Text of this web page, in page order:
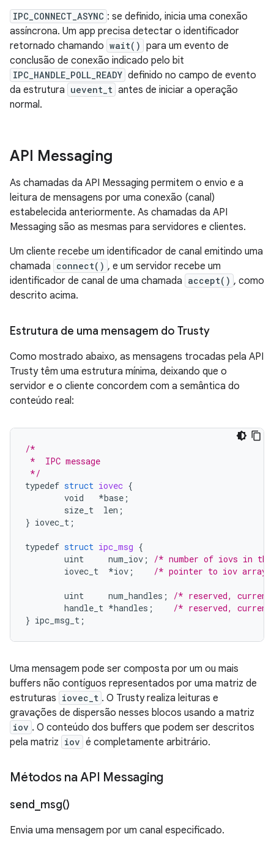
IPC_CONNECT_ASYNC : se definido, inicia uma conexão
assíncrona. Um app precisa detectar o identificador
retornado chamando wait() para um evento de
conclusão de conexão indicado pelo bit
IPC_HANDLE_POLL_READY definido no campo de evento
da estrutura uevent_t antes de iniciar a operação
normal.
API Messaging
As chamadas da API Messaging permitem o envio e a
leitura de mensagens por uma conexão (canal)
estabelecida anteriormente. As chamadas da API
Messaging são as mesmas para servidores e clientes.
Um cliente recebe um identificador de canal emitindo uma
chamada connect() , e um servidor recebe um
identificador de canal de uma chamada accept() , como
descrito acima.
Estrutura de uma mensagem do Trusty
Como mostrado abaixo, as mensagens trocadas pela API
Trusty têm uma estrutura mínima, deixando que o
servidor e o cliente concordem com a semântica do
conteúdo real:
/*
*  IPC message
*/
typedef struct iovec {
void
*base ;
size_t
len ;
} iovec_t ;
typedef struct ipc_msg {
uint
num_iov ;
/* number of iovs in
iovec_t
*iov ; /* pointer to iov array
uint num_handles ;
/* reserved,
handle_t *handles ;
/* reserved,
} ipc_msg_t ;
Uma mensagem pode ser composta por um ou mais
buffers não contíguos representados por uma matriz de
estruturas iovec_t . O Trusty realiza leituras e
gravações de dispersão nesses blocos usando a matriz
iov . O conteúdo dos buffers que podem ser descritos
pela matriz iov é completamente arbitrário.
Métodos na API Messaging
send_msg()
Envia uma mensagem por um canal especificado.